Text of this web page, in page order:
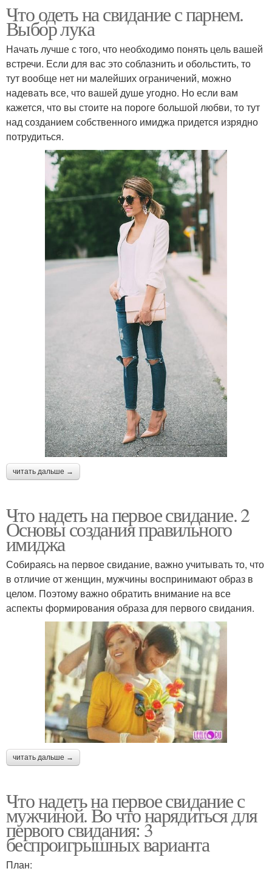
Что одеть на свидание с парнем.
Выбор лука
Начать лучше с того, что необходимо понять цель вашей
встречи. Если для вас это соблазнить и обольстить, то
тут вообще нет ни малейших ограничений, можно
надевать все, что вашей душе угодно. Но если вам
кажется, что вы стоите на пороге большой любви, то тут
над созданием собственного имиджа придется изрядно
потрудиться.
читать дальше →
Что надеть на первое свидание. 2
Основы создания правильного
имиджа
Собираясь на первое свидание, важно учитывать то, что
в отличие от женщин, мужчины воспринимают образ в
целом. Поэтому важно обратить внимание на все
аспекты формирования образа для первого свидания.
читать дальше →
Что надеть на первое свидание с
мужчиной. Во что нарядиться для
первого свидания: 3
беспроигрышных варианта
План: